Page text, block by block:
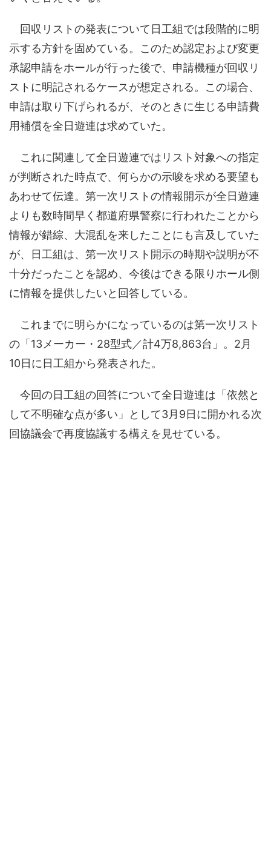
回収リストの発表について日工組では段階的に明
示する方針を固めている。このため認定および変更
承認申請をホールが行った後で、申請機種が回収リ
ストに明記されるケースが想定される。この場合、
申請は取り下げられるが、そのときに生じる申請費
用補償を全日遊連は求めていた。
これに関連して全日遊連ではリスト対象への指定
が判断された時点で、何らかの示唆を求める要望も
あわせて伝達。第一次リストの情報開示が全日遊連
よりも数時間早く都道府県警察に行われたことから
情報が錯綜、大混乱を来したことにも言及していた
が、日工組は、第一次リスト開示の時期や説明が不
十分だったことを認め、今後はできる限りホール側
に情報を提供したいと回答している。
これまでに明らかになっているのは第一次リスト
の「13メーカー・28型式／計4万8,863台」。2月
10日に日工組から発表された。
今回の日工組の回答について全日遊連は「依然と
して不明確な点が多い」として3月9日に開かれる次
回協議会で再度協議する構えを見せている。